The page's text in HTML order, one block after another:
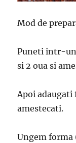
Mod de
Puneti intr-un
si 2 oua si
Apoi adaugati
amestecati.
Ungem forma